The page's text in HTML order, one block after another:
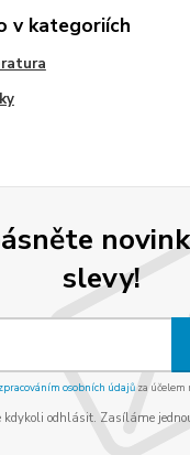
v kategoriích
slevy!
zpracováním osobních údajůza účelem
kdykoli odhlásit. Zasíláme